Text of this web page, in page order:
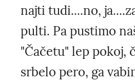
najti tudi....no,
pulti. Pa pustimo
"Čačetu" lep pokoj,
srbelo pero, ga